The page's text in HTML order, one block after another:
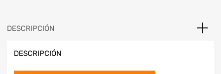
DESCRIPCIÓN
DESCRIPCIÓN